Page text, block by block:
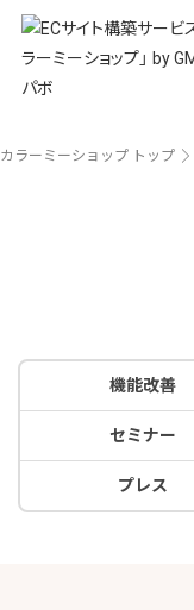
カラーミーショップ トップ
機能改善
セミナー
プレス